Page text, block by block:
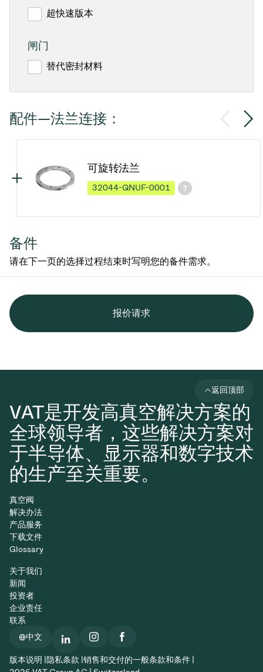
超快速版本
闸门
替代密封材料
配件—法兰连接：
可旋转法兰
32044-QNUF-0001
备件
请在下一页的选择过程结束时写明您的备件需求。
报价请求
VAT是开发高真空解决方案的
全球领导者，这些解决方案对
于半导体、显示器和数字技术
的生产至关重要。
返回顶部
真空阀
解决办法
产品服务
下载文件
Glossary
关于我们
新闻
投资者
企业责任
联系
中文
版本说明 | 隐私条款 | 销售和交付的一般条款和条件 |